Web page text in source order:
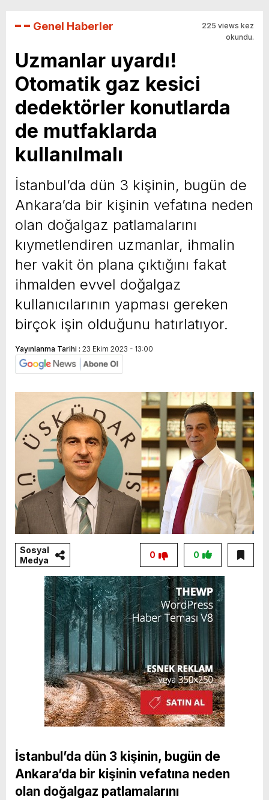
Genel Haberler
225 views kez
okundu.
Uzmanlar uyardı!
Otomatik gaz kesici
dedektörler konutlarda
de mutfaklarda
kullanılmalı
İstanbul’da dün 3 kişinin, bugün de
Ankara’da bir kişinin vefatına neden
olan doğalgaz patlamalarını
kıymetlendiren uzmanlar, ihmalin
her vakit ön plana çıktığını fakat
ihmalden evvel doğalgaz
kullanıcılarının yapması gereken
birçok işin olduğunu hatırlatıyor.
Yayınlanma Tarihi : 23 Ekim 2023 - 13:00
Sosyal
Medya
0
0
İstanbul’da dün 3 kişinin, bugün de
Ankara’da bir kişinin vefatına neden
olan doğalgaz patlamalarını